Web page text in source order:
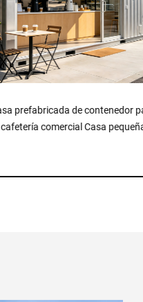
prefabricada de contenedor
comercial Casa pequeña